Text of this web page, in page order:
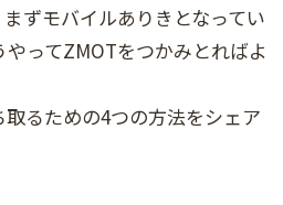
ずモバイルありきとなってい
ってZMOTをつかみとればよ
るための4つの方法をシェア